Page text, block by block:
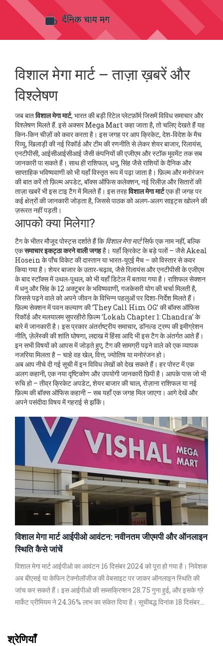
विशाल मेगा मार्ट – ताज़ा ख़बरें और
विश्लेषण
जब बातविशाल मेगा मार्ट, भारत की बड़ी रिटेल प्लेटफ़ॉर्म जिसमें विविध समाचार और
विश्लेषण मिलते हैं. इसे अक्सरMega Martकहा जाता है, तो चलिए देखते हैं यह
किन‑किन चीज़ों को कवर करता है। इस जगह पर आपक्रिकेट, देश‑विदेश के मैच
रिव्यू, खिलाड़ी की नई रिकॉर्ड और टीम की रणनीतिसे लेकरशेयर बाजार, रिलायंस,
एनटीपीसी, आईसीआईसीआई जैसी कंपनियों की एजीएम और स्टॉक मूवमेंटतक सब
जानकारी पा सकते हैं। साथ हीराशिफल, धनु, सिंह जैसे राशियों के दैनिक और
साप्ताहिक भविष्यवाणीको भी यहाँ विस्तृत रूप में पढ़ा जाता है। फ़िल्म और मनोरंजन
की बात करें तोफ़िल्म अपडेट, बॉक्स ऑफिस कलेक्शन, नई रिलीज़ और सितारों की
ताज़ा खबरेंभी इस टाइ टैग में मिलते हैं। इस तरहविशाल मेगा मार्टएक ही जगह पर
कई क्षेत्रों की जानकारी जोड़ता है, जिससे पाठक को अलग‑अलग साइट्स खोलने की
ज़रूरत नहीं पड़ती।
आपको क्या मिलेगा?
टैग के भीतर मौजूद पोस्ट्स दर्शाते हैं किविशाल मेगा मार्टसिर्फ एक नाम नहीं, बल्कि
एकसमाचार इकट्ठा करने वाली जगहहै। यहाँ क्रिकेट के बड़े पलों – जैसे Akeal
Hosein के पाँच विकेट की दास्तान या भारत‑यूएई मैच – को विस्तार से कवर
किया गया है। शेयर बाजार के उतार‑चढ़ाव, जैसे रिलायंस और एनटीपीसी के एजीएम
के बाद स्टॉक्स में उथल‑पुथल, को भी यहाँ डिटेल में बताया गया है। राशिफल सेक्शन
में धनु और सिंह के 12 अक्टूबर के भविष्यवाणी, गजकेसरी योग की चर्चा मिलती है,
जिससे पढ़ने वाले को अपने जीवन के विभिन्न पहलुओं पर दिशा‑निर्देश मिलते हैं।
फ़िल्म सेक्शन में पवन कल्याण की ‘They Call Him OG’ की बॉक्स ऑफिस
रिकॉर्ड और मलयालम सुपरहीरो फ़िल्म ‘Lokah Chapter 1: Chandra’ के
बारे में जानकारी है। इस प्रकारअंतर्राष्ट्रीय समाचार, डॉनल्ड ट्रम्प की इमीग्रेशन
नीति, ज़ेलेंस्की की शांति घोषणा, लद्दाख में हिंसा आदिभी इस टैग के अंतर्गत आते हैं।
इन सभी विषयों को आपस में जोड़ते हुए, टैग की सामग्री पढ़ने वाले को एक व्यापक
नजरिया मिलता है – चाहे वह खेल, वित्त, ज्योतिष या मनोरंजन हो।
अब आप नीचे दी गई सूची में इन विविध लेखों को देख सकते हैं। हर पोस्ट में एक
अलग कहानी, एक नया दृष्टिकोण और उपयोगी जानकारी छिपी है। आपके पास जो भी
रुचि हो – तीव्र क्रिकेट अपडेट, शेयर बाजार की चाल, रोज़ाना राशिफल या नई
फ़िल्म की बॉक्स ऑफिस कहानी – सब यहाँ एक जगह मिल जाएगा। आगे देखें और
अपने पसंदीदा विषय में गहराई से झाँकें।
विशाल मेगा मार्ट आईपीओ आवंटन: नवीनतम जीएमपी और ऑनलाइन
स्थिति कैसे जांचें
विशाल मेगा मार्ट आईपीओ का आवंटन 16 दिसंबर 2024 को पूरा हो गया है। निवेशक
अब बीएसई या केफिन टेक्नोलॉजीज की वेबसाइट पर जाकर ऑनलाइन स्थिति की
जांच कर सकते हैं। इस आईपीओ की सब्सक्रिप्शन 28.75 गुना हुई, और इसके ग्रे
मार्केट प्रीमियम ने 24.36% लाभ का संकेत दिया है। सूचीबद्ध दिनांक 18 दिसंबर
श्रेणियाँ